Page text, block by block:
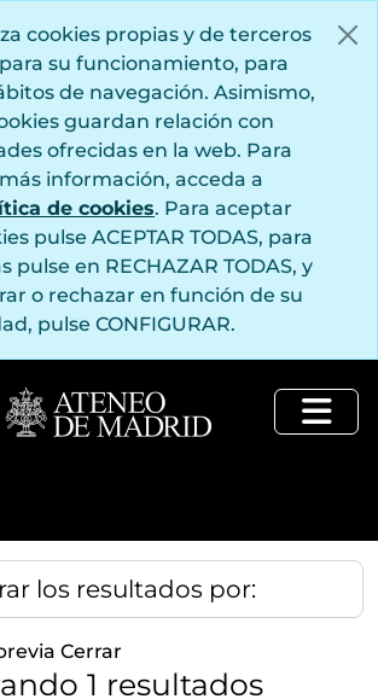
cookies propias y de terceros
su funcionamiento, para
de navegación. Asimismo,
guardan relación con
ofrecidas en la web. Para
información, acceda a
de cookies. Para aceptar
pulse ACEPTAR TODAS, para
pulse en RECHAZAR TODAS, y
o rechazar en función de su
pulse CONFIGURAR.
los resultados por:
Cerrar
1 resultados